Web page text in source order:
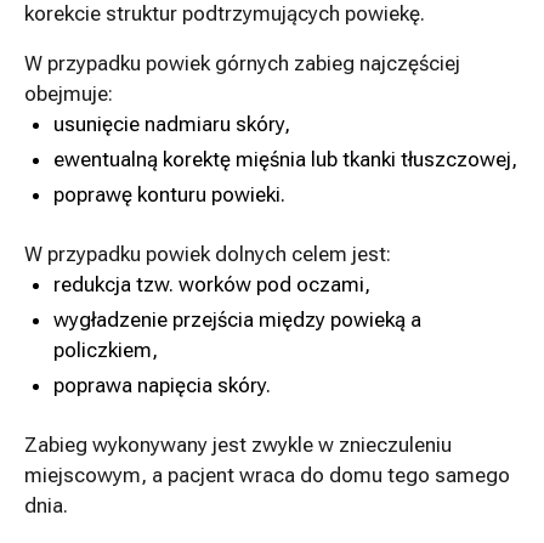
korekcie struktur podtrzymujących powiekę.
W przypadku powiek górnych zabieg najczęściej
obejmuje:
usunięcie nadmiaru skóry,
ewentualną korektę mięśnia lub tkanki tłuszczowej,
poprawę konturu powieki.
W przypadku powiek dolnych celem jest:
redukcja tzw. worków pod oczami,
wygładzenie przejścia między powieką a
policzkiem,
poprawa napięcia skóry.
Zabieg wykonywany jest zwykle w znieczuleniu
miejscowym, a pacjent wraca do domu tego samego
dnia.